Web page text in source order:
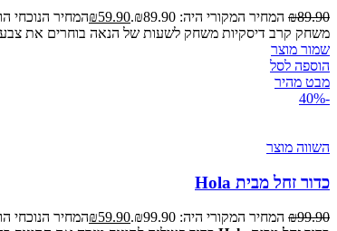
₪89.90 המחיר המקורי היה: ₪89.90. ₪59.90
המחיר הנוכחי הוא:
משחק קרב דיסקיות משחק לשעות של הנאה בוחרים את צבע
שמור מוצר
הוספה לסל
מבט מהיר
-40%
השווה מוצר
כדור זחל מבית Hola
₪99.90 המחיר המקורי היה: ₪99.90. ₪59.90
המחיר הנוכחי הוא: